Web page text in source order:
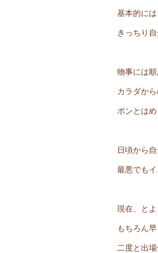
基本的には
きっちり
物事には順
カラダか
ポンとはめ
日頃から
最悪でも
現在、と
もちろん
二度と出